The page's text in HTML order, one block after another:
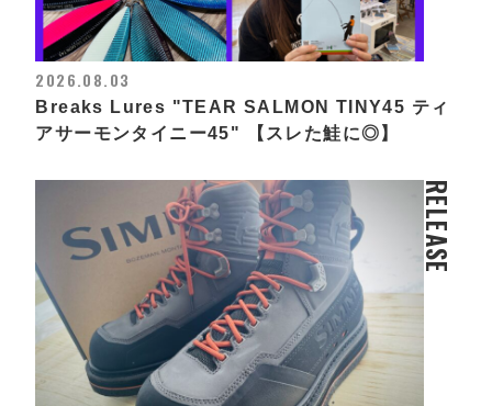
2026.08.03
Breaks Lures "TEAR SALMON TINY45 ティ
アサーモンタイニー45" 【スレた鮭に◎】
RELEASE